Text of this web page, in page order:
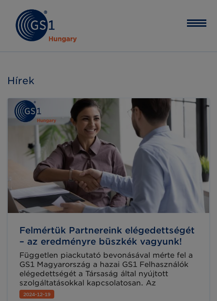
Hírek
Felmértük Partnereink elégedettségét
– az eredményre büszkék vagyunk!
Független piackutató bevonásával mérte fel a
GS1 Magyarország a hazai GS1 Felhasználók
elégedettségét a Társaság által nyújtott
szolgáltatásokkal kapcsolatosan. Az
eredményre nagyon büszkék vagyunk és
2024-12-19